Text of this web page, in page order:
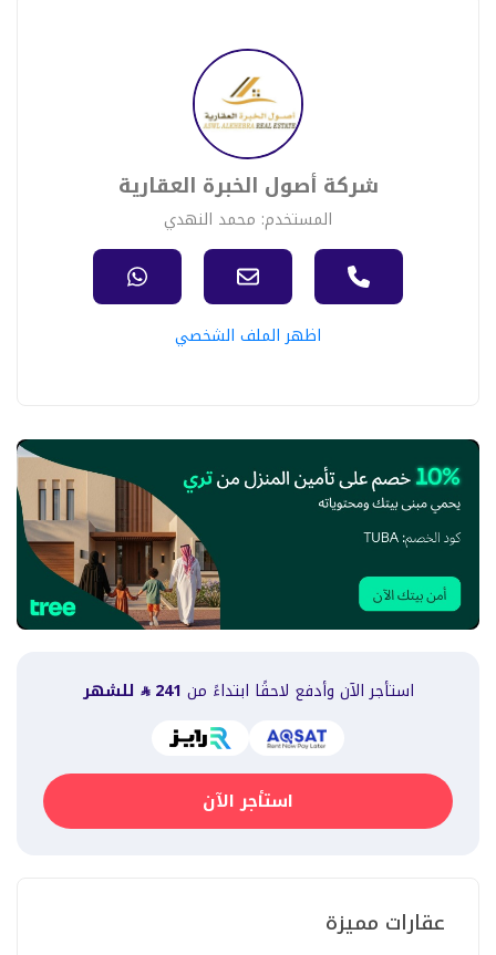
شركة أصول الخبرة العقارية
المستخدم: محمد النهدي
اظهر الملف الشخصي
استأجر الآن وأدفع لاحقًا ابتداءً من 241 للشهر
استأجر الآن
عقارات مميزة